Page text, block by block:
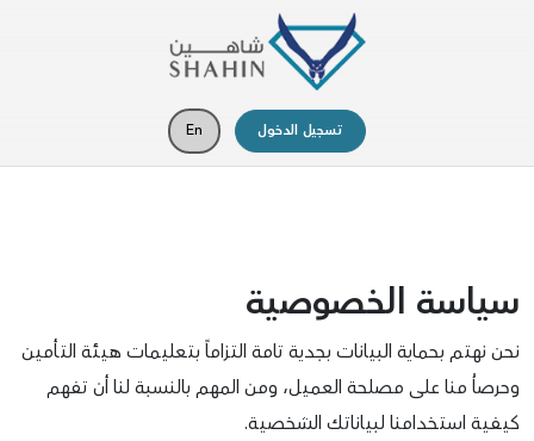
تسجيل الدخول En
سياسة الخصوصية
نحن نهتم بحماية البيانات بجدية تامة التزاماً بتعليمات هيئة التأمين
وحرصاُ منا على مصلحة العميل، ومن المهم بالنسبة لنا أن تفهم
كيفية استخدامنا لبياناتك الشخصية.